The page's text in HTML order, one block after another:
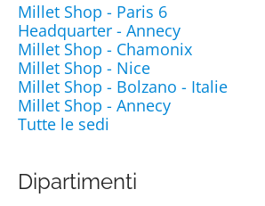
Millet Shop - Paris 6
Headquarter - Annecy
Millet Shop - Chamonix
Millet Shop - Nice
Millet Shop - Bolzano - Italie
Millet Shop - Annecy
Tutte le sedi
Dipartimenti